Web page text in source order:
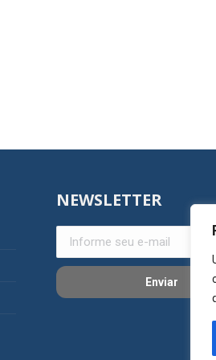
NEWSLETTER